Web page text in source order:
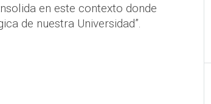
en este contexto donde
de nuestra Universidad”.